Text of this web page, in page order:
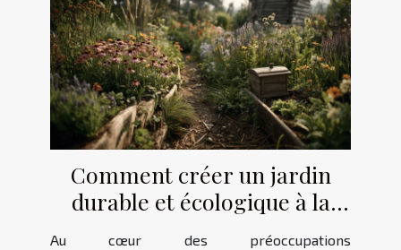
Comment créer un jardin
durable et écologique à la
maison
Au cœur des préoccupations